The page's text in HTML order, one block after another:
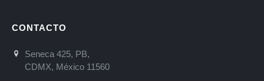
CONTACTO
Seneca 425, PB,
CDMX, México 11560